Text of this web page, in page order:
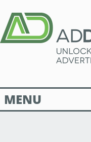
MENU